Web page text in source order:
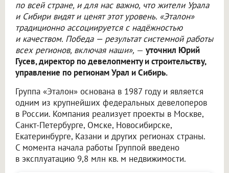
по всей стране, и для нас важно, что жители Урала
и Сибири видят и ценят этот уровень. «Эталон»
традиционно ассоциируется с надёжностью
и качеством. Победа — результат системной работы
всех регионов, включая наши», — уточнил Юрий
Гусев, директор по девелопменту и строительству,
управление по регионам Урал и Сибирь.
Группа «Эталон» основана в 1987 году и является
одним из крупнейших федеральных девелоперов
в России. Компания реализует проекты в Москве,
Санкт-Петербурге, Омске, Новосибирске,
Екатеринбурге, Казани и других регионах страны.
С момента начала работы Группой введено
в эксплуатацию 9,8 млн кв. м недвижимости.